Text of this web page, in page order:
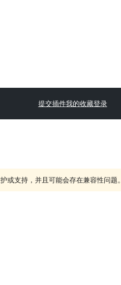
提交插件我的收藏登录
或支持，并且可能会存在兼容性问题。